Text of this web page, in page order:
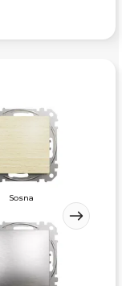
Sosna